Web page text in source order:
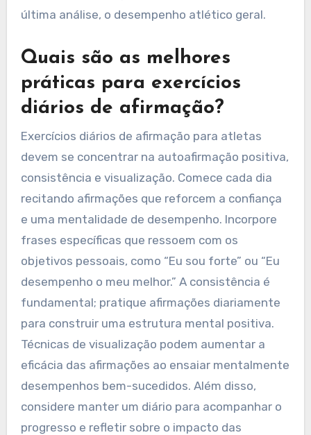
última análise, o desempenho atlético geral.
Quais são as melhores
práticas para exercícios
diários de afirmação?
Exercícios diários de afirmação para atletas
devem se concentrar na autoafirmação positiva,
consistência e visualização. Comece cada dia
recitando afirmações que reforcem a confiança
e uma mentalidade de desempenho. Incorpore
frases específicas que ressoem com os
objetivos pessoais, como “Eu sou forte” ou “Eu
desempenho o meu melhor.” A consistência é
fundamental; pratique afirmações diariamente
para construir uma estrutura mental positiva.
Técnicas de visualização podem aumentar a
eficácia das afirmações ao ensaiar mentalmente
desempenhos bem-sucedidos. Além disso,
considere manter um diário para acompanhar o
progresso e refletir sobre o impacto das